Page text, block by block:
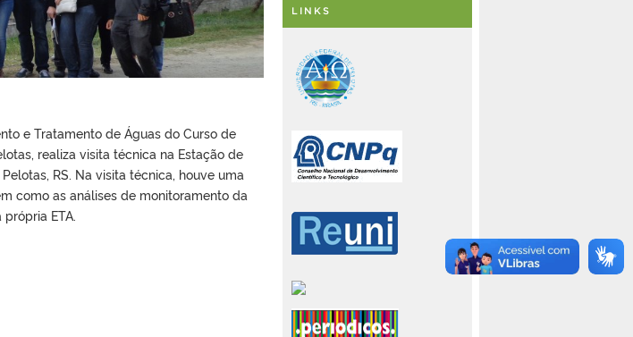
e Tratamento de Águas do Curso de
realiza visita técnica na Estação de
RS. Na visita técnica, houve uma
como as análises de monitoramento da
ETA.
LINKS